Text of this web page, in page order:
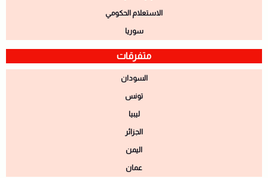
الاستعلام الحكومي
سوريا
متفرقات
السودان
تونس
ليبيا
الجزائر
اليمن
عمان